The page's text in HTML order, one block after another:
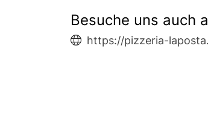
Besuche uns auch
https://pizzeria-